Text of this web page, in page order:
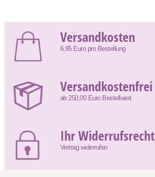
Versandkosten
6,95 Euro pro Bestellung
Versandkostenfrei
ab 250,00 Euro Bestellwert
Ihr Widerrufsrecht
Vertrag widerrufen